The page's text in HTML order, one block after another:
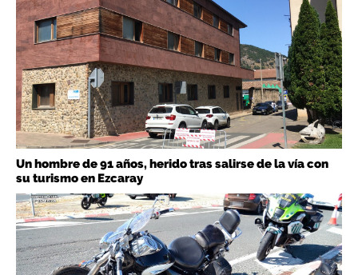
Un hombre de 91 años, herido tras salirse de la vía con
su turismo en Ezcaray